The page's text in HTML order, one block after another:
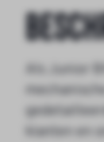
Als Junior
klanten en